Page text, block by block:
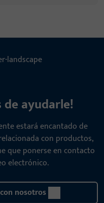
de ayudarle!
estará encantado de
con productos,
que ponerse en contacto
electrónico.
nosotros